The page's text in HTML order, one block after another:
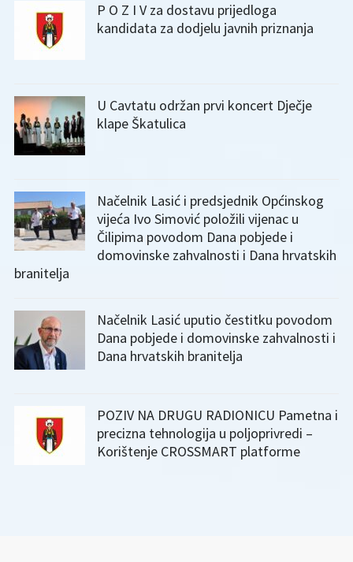
P O Z I V za dostavu prijedloga
kandidata za dodjelu javnih priznanja
U Cavtatu održan prvi koncert Dječje
klape Škatulica
Načelnik Lasić i predsjednik Općinskog
vijeća Ivo Simović položili vijenac u
Čilipima povodom Dana pobjede i
domovinske zahvalnosti i Dana hrvatskih
branitelja
Načelnik Lasić uputio čestitku povodom
Dana pobjede i domovinske zahvalnosti i
Dana hrvatskih branitelja
POZIV NA DRUGU RADIONICU Pametna i
precizna tehnologija u poljoprivredi –
Korištenje CROSSMART platforme